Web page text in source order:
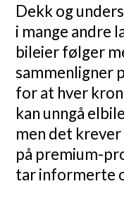
Dekk og
i mange andre
bileier følger
sammenligner
for at hver
kan unngå
men det
på premium-
tar informerte